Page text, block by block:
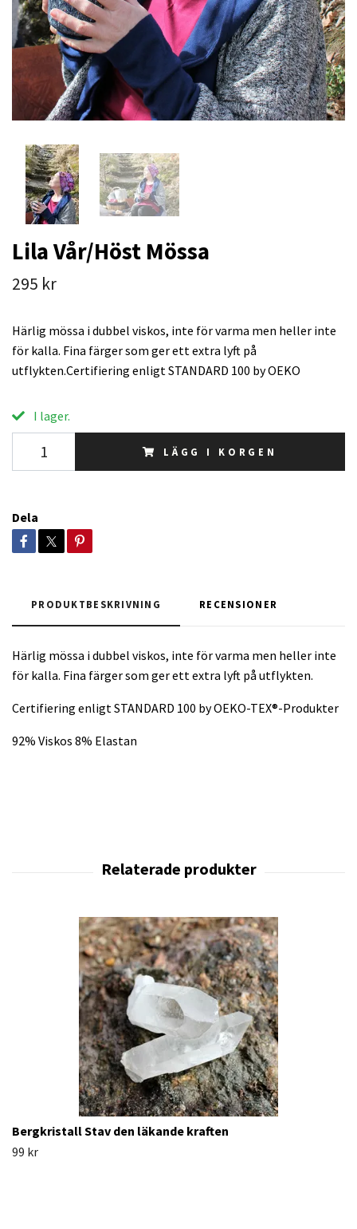
Lila Vår/Höst Mössa
295 kr
Härlig mössa i dubbel viskos, inte för varma men heller inte
för kalla. Fina färger som ger ett extra lyft på
utflykten.Certifiering enligt STANDARD 100 by OEKO
I lager.
LÄGG I KORGEN
Dela
PRODUKTBESKRIVNING RECENSIONER
Härlig mössa i dubbel viskos, inte för varma men heller inte
för kalla. Fina färger som ger ett extra lyft på utflykten.
Certifiering enligt STANDARD 100 by OEKO-TEX®-Produkter
92% Viskos 8% Elastan
Bergkristall Stav den läkande kraften
99 kr